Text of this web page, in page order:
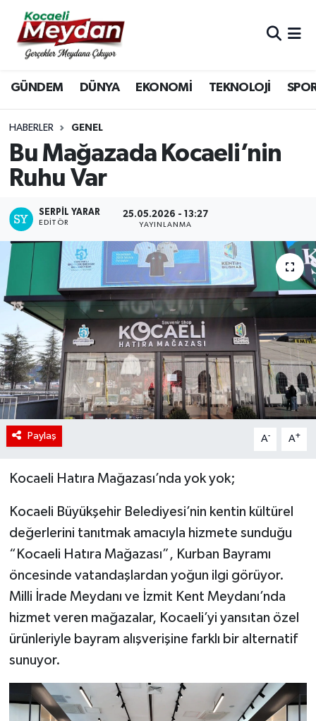
GÜNDEM DÜNYA EKONOMİ TEKNOLOJİ
HABERLER GENEL
Bu Mağazada Kocaeli’nin
Ruhu Var
SERPİL YARAR
EDITÖR
25.05.2026 - 13:27
YAYINLANMA
Paylaş A- A+
Kocaeli Hatıra Mağazası’nda yok yok;
Kocaeli Büyükşehir Belediyesi’nin kentin kültürel
değerlerini tanıtmak amacıyla hizmete sunduğu
“Kocaeli Hatıra Mağazası”, Kurban Bayramı
öncesinde vatandaşlardan yoğun ilgi görüyor.
Milli İrade Meydanı ve İzmit Kent Meydanı’nda
hizmet veren mağazalar, Kocaeli’yi yansıtan özel
ürünleriyle bayram alışverişine farklı bir alternatif
sunuyor.
Nöbetçi Eczaneler
Hava Durumu
Trafik Durumu
Süper Lig Puan Durumu ve Fikstür
Haber Arşivi